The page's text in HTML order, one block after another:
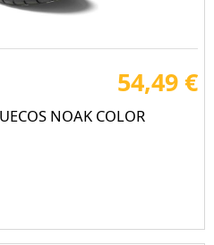
54,49 €
NOAK COLOR